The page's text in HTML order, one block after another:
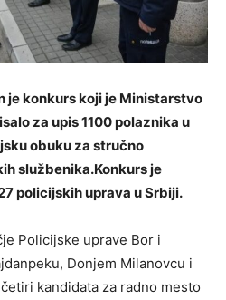
je konkurs koji je Ministarstvo
za upis 1100 polaznika u
obuku za stručno
službenika.Konkurs je
policijskih uprava u Srbiji.
Policijske uprave Bor i
Donjem Milanovcu i
kandidata za radno mesto